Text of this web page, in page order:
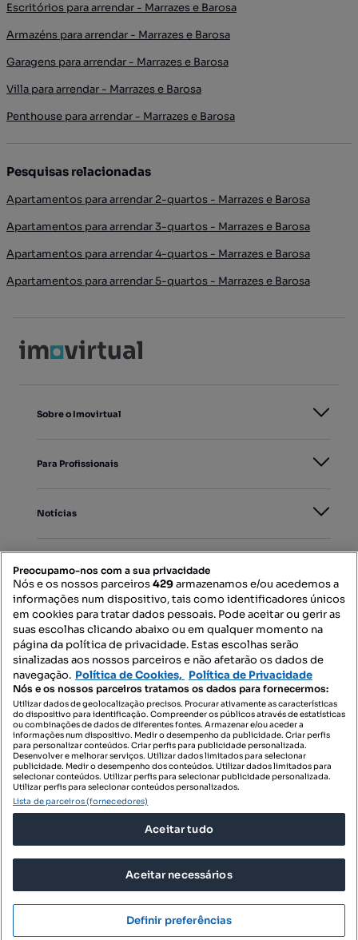
Escritórios para arrendar - Marrazes e Barosa
Armazéns para arrendar - Marrazes e Barosa
Garagens para arrendar - Marrazes e Barosa
Villa para arrendar - Marrazes e Barosa
Penthouse para arrendar - Marrazes e Barosa
Pesquisas relacionadas
Apartamentos para arrendar 2-quartos - Marrazes e Barosa
Apartamentos para arrendar 3-quartos - Marrazes e Barosa
Apartamentos para arrendar 4-quartos - Marrazes e Barosa
Apartamentos para arrendar 5-quartos - Marrazes e Barosa
Sobre o Imovirtual
Para Profissionais
Notícias
Mapa do Site
Contacte-nos
SIGA-NOS:
DESCARREGAR NA:
© 2026 Imovirtual.com, OLX Portugal, S.A.
TERMOS DE UTILIZAÇÃO
POLÍTICA DE PRIVACIDADE
CONFIGURAÇÕES DE PRIVACIDADE
Preocupamo-nos com a sua privacidade
Nós e os nossos parceiros429armazenamos e/ou acedemos a
informações num dispositivo, tais como identificadores únicos
em cookies para tratar dados pessoais. Pode aceitar ou gerir as
suas escolhas clicando abaixo ou em qualquer momento na
página da política de privacidade. Estas escolhas serão
sinalizadas aos nossos parceiros e não afetarão os dados de
navegação. Política de Cookies, Política de Privacidade
Nós e os nossos parceiros tratamos os dados para fornecermos:
Utilizar dados de geolocalização precisos. Procurar ativamente as características
do dispositivo para identificação. Compreender os públicos através de estatísticas
ou combinações de dados de diferentes fontes. Armazenar e/ou aceder a
informações num dispositivo. Medir o desempenho da publicidade. Criar perfis
para personalizar conteúdos. Criar perfis para publicidade personalizada.
Desenvolver e melhorar serviços. Utilizar dados limitados para selecionar
publicidade. Medir o desempenho dos conteúdos. Utilizar dados limitados para
selecionar conteúdos. Utilizar perfis para selecionar publicidade personalizada.
Utilizar perfis para selecionar conteúdos personalizados.
Lista de parceiros (fornecedores)
Aceitar tudo
Aceitar necessários
Definir preferências